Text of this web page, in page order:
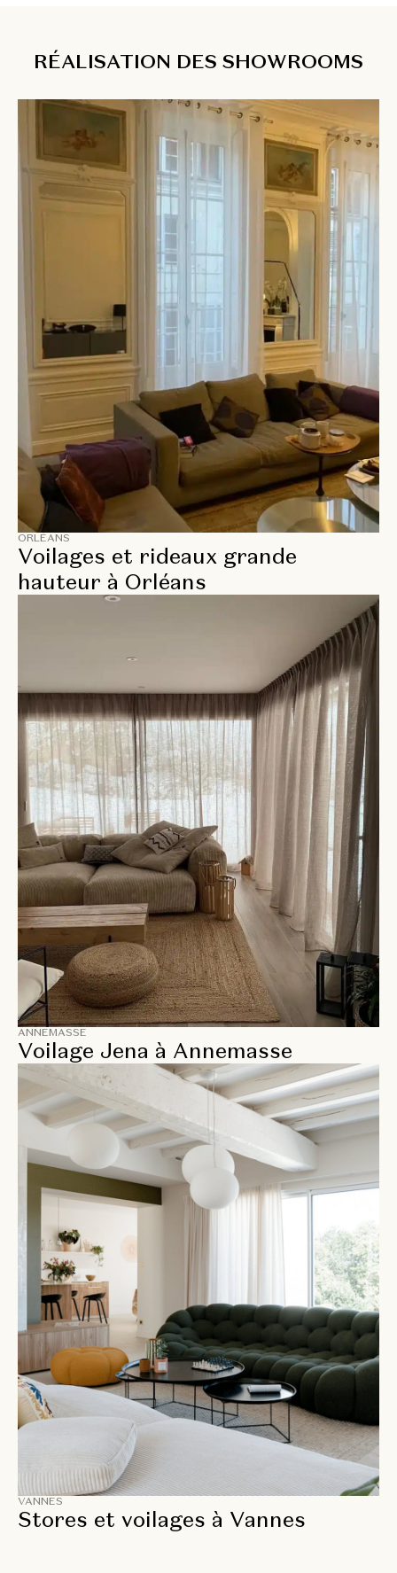
RÉALISATION DES SHOWROOMS
ORLÉANS
Voilages et rideaux grande
hauteur à Orléans
ANNEMASSE
Voilage Jena à Annemasse
VANNES
Stores et voilages à Vannes